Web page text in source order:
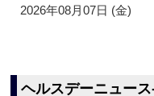
2026年08月07日 (金)
ヘルスデーニュース